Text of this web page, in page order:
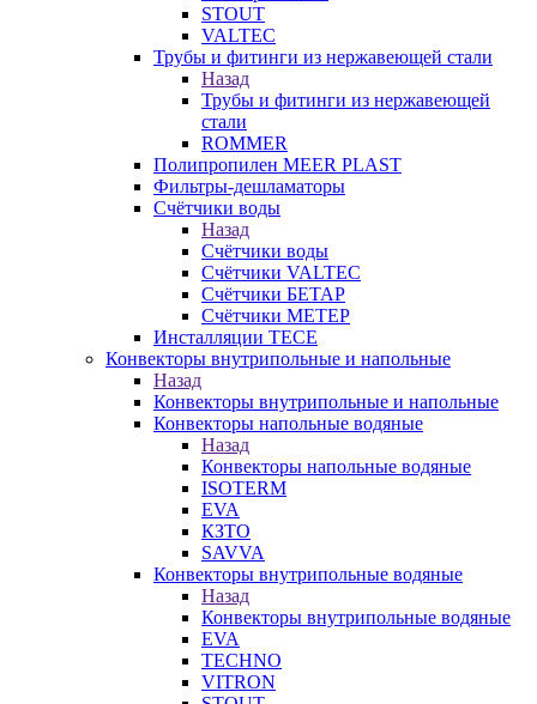
STOUT
VALTEC
Трубы и фитинги из нержавеющей стали
Назад
Трубы и фитинги из нержавеющей
стали
ROMMER
Полипропилен MEER PLAST
Фильтры-дешламаторы
Счётчики воды
Назад
Счётчики воды
Счётчики VALTEC
Счётчики БЕТАР
Счётчики МЕТЕР
Инсталляции TECE
Конвекторы внутрипольные и напольные
Назад
Конвекторы внутрипольные и напольные
Конвекторы напольные водяные
Назад
Конвекторы напольные водяные
ISOTERM
EVA
КЗТО
SAVVA
Конвекторы внутрипольные водяные
Назад
Конвекторы внутрипольные водяные
EVA
TECHNO
VITRON